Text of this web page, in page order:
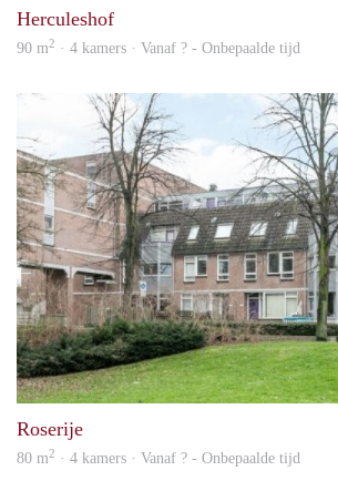
Herculeshof
90 m2 · 4 kamers · Vanaf ? - Onbepaalde tijd
Roserije
80 m2 · 4 kamers · Vanaf ? - Onbepaalde tijd